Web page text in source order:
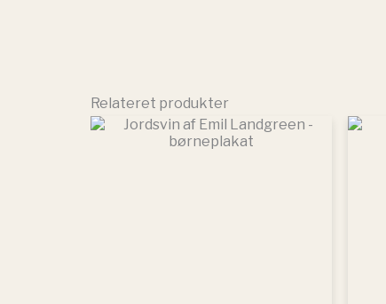
Relateret produkter